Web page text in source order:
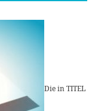
Die in TITEL